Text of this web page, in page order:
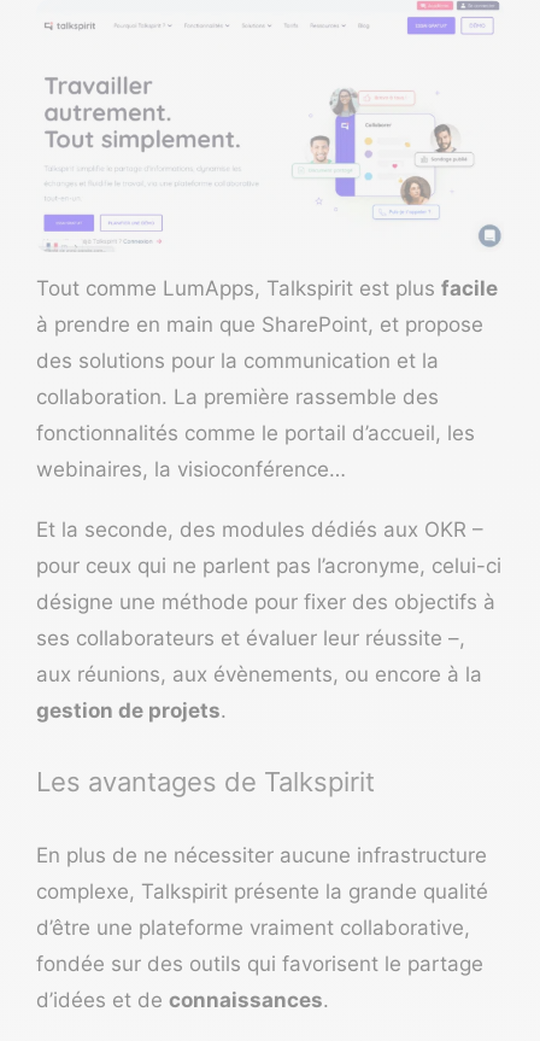
Tout comme LumApps, Talkspirit est plus facile
à prendre en main que SharePoint, et propose
des solutions pour la communication et la
collaboration. La première rassemble des
fonctionnalités comme le portail d’accueil, les
webinaires, la visioconférence…
Et la seconde, des modules dédiés aux OKR –
pour ceux qui ne parlent pas l’acronyme, celui-ci
désigne une méthode pour fixer des objectifs à
ses collaborateurs et évaluer leur réussite –,
aux réunions, aux évènements, ou encore à la
gestion de projets.
Les avantages de Talkspirit
En plus de ne nécessiter aucune infrastructure
complexe, Talkspirit présente la grande qualité
d’être une plateforme vraiment collaborative,
fondée sur des outils qui favorisent le partage
d’idées et de connaissances.